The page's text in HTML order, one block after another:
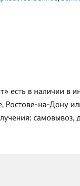
есть в наличии в
Ростове-на-Дону